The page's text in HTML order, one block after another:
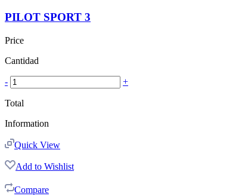
PILOT SPORT 3
Price
Cantidad
- +
Total
Information
Quick View
Add to Wishlist
Compare